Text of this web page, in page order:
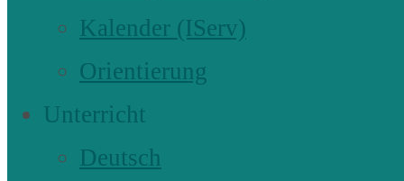
Kalender (IServ)
Orientierung
Unterricht
Deutsch